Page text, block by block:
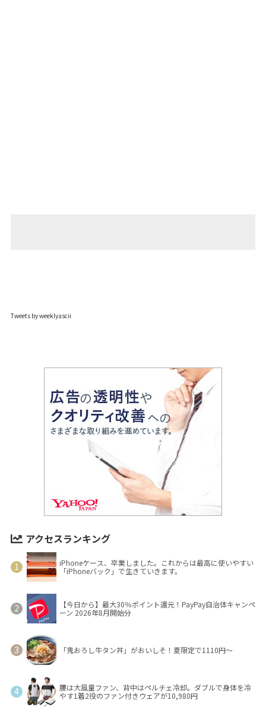
Tweets by weeklyascii
アクセスランキング
iPhoneケース、卒業しました。これからは最高に使いやすい
「iPhoneバック」で生きていきます。
【今日から】最大30％ポイント還元！PayPay自治体キャンペ
ーン 2026年8月開始分
「鬼おろし牛タン丼」がおいしそ！夏限定で1110円～
腰は大風量ファン、背中はペルチェ冷却。ダブルで身体を冷
やす1着2役のファン付きウェアが10,980円